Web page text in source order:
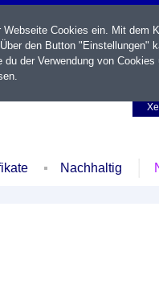
Nachhaltig
Cookies ein. Mit dem
den Button "Einstellungen"
der Verwendung von Cookies
.